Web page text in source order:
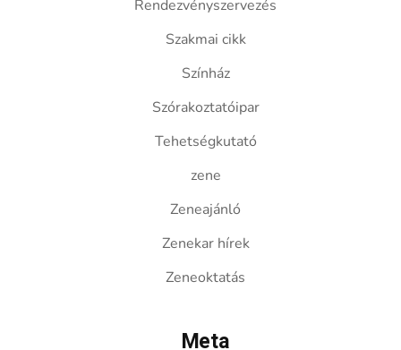
Rendezvényszervezés
Szakmai cikk
Színház
Szórakoztatóipar
Tehetségkutató
zene
Zeneajánló
Zenekar hírek
Zeneoktatás
Meta